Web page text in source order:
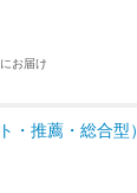
お届け
・推薦・総合